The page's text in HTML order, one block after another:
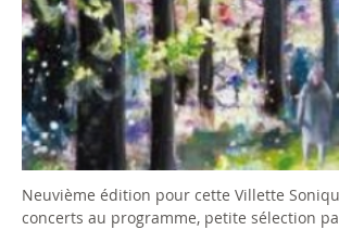
Neuvième édition pour cette Villette
concerts au programme, petite sélection